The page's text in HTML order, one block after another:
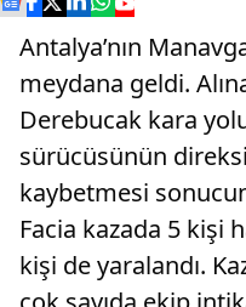
Antalya’nın
meydana geldi.
Derebucak kara
sürücüsünün
kaybetmesi
Facia kazada 5 kişi
kişi de yaralandı.